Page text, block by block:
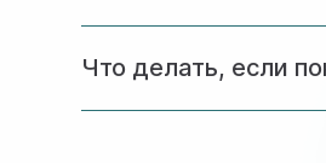
Что делать, если